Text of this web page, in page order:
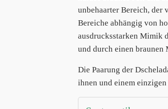
unbehaarter Bereich, der
Bereiche abhängig von
ausdrucksstarken Mimik
und durch einen braunen
Die Paarung der
ihnen und einem